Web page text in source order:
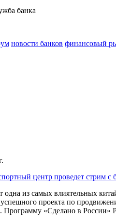
банка
новости банков финансовый
центр проведет стрим
одна из самых влиятельных
проекта по
«Сделано в России»